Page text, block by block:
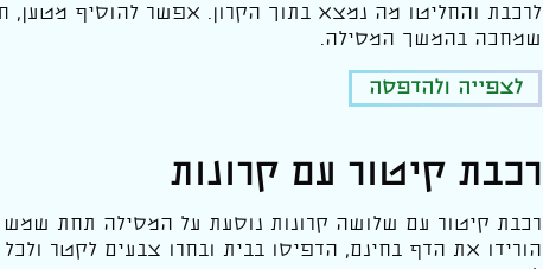
לרכבת והחליטו מה נמצא בתוך הקרון. אפשר להוסיף מטען,
שמחכה בהמשך המסילה.
לצפייה ולהדפסה
רכבת קיטור עם קרונות
רכבת קיטור עם שלושה קרונות נוסעת על המסילה תחת שמש
הורידו את הדף בחינם, הדפיסו בבית ובחרו צבעים לקטר